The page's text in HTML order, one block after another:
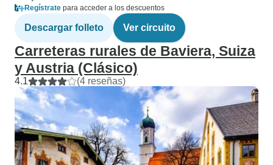
Regístrate para acceder a los descuentos
Descargar folleto Ver circuito
Carreteras rurales de Baviera, Suiza
y Austria (Clásico)
4.1 (4 reseñas)